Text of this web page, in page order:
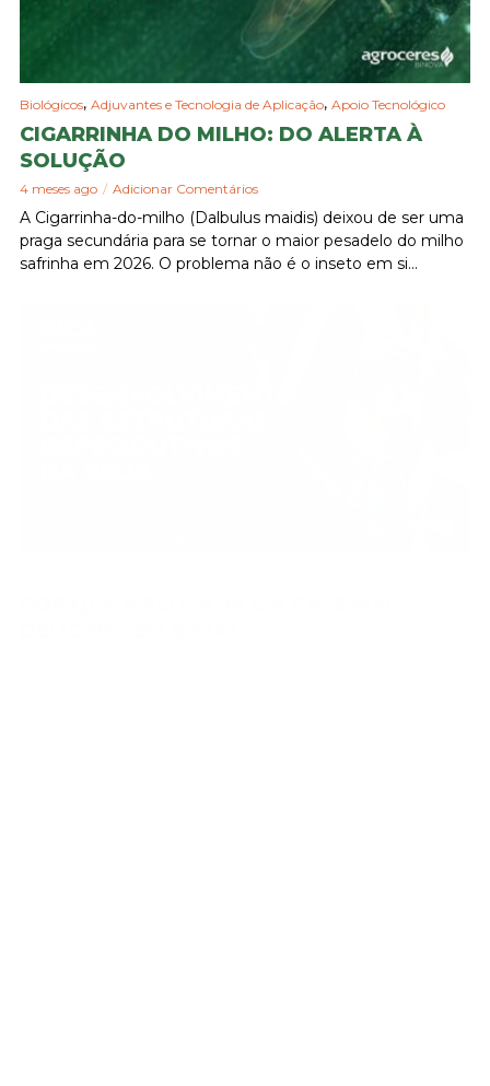
Biológicos, Adjuvantes e Tecnologia de Aplicação, Apoio Tecnológico
CIGARRINHA DO MILHO: DO ALERTA À
SOLUÇÃO
4 meses ago Adicionar Comentários
A Cigarrinha-do-milho (Dalbulus maidis) deixou de ser uma
praga secundária para se tornar o maior pesadelo do milho
safrinha em 2026. O problema não é o inseto em si...